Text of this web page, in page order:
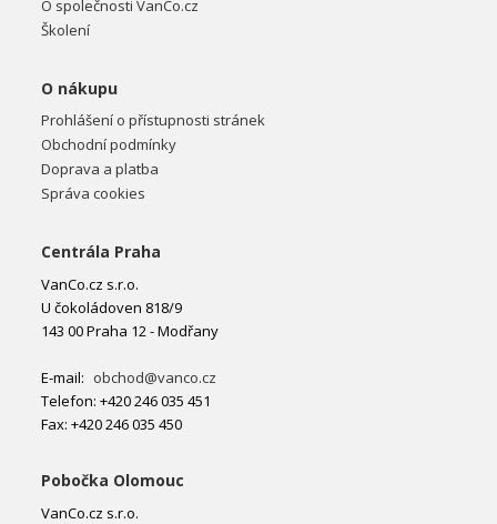
O společnosti VanCo.cz
Školení
O nákupu
Prohlášení o přístupnosti stránek
Obchodní podmínky
Doprava a platba
Správa cookies
Centrála Praha
VanCo.cz s.r.o.
U čokoládoven 818/9
143 00 Praha 12 - Modřany
E-mail: obchod@vanco.cz
Telefon: +420 246 035 451
Fax: +420 246 035 450
Pobočka Olomouc
VanCo.cz s.r.o.